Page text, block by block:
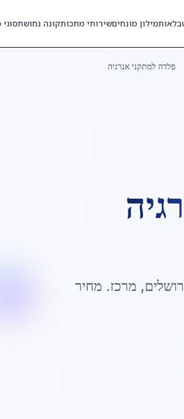
מילון מונחיםשירותי מתכותקונה נחושת
פלדה למתקני אנרגיה
, מרכז. מחיר